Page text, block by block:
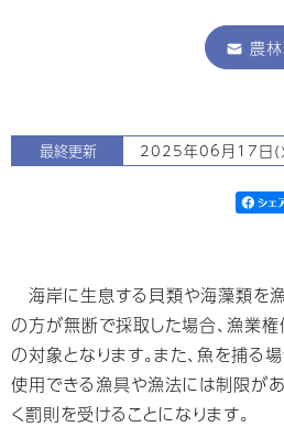
農
最終更新 2025年06月17日
海岸に生息する貝類や海藻類を
の方が無断で採取した場合、漁業権
の対象となります。また、魚を捕
使用できる漁具や漁法には制限が
く罰則を受けることになります。